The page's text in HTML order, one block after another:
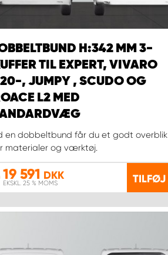
H:342 MM 3-
TIL EXPERT, VIVARO
, JUMPY , SCUDO OG
L2 MED
en dobbeltbund får du et godt overblik
materialer og værktøj.
19 591 DKK
EKSKL. 25 % MOMS TILFØJ